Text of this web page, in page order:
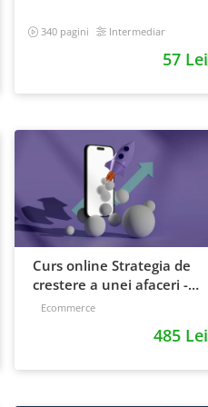
340 pagini Intermediar
57 Lei
Curs online Strategia de
crestere a unei afaceri -
de la idee, la retentie si
Ecommerce
485 Lei